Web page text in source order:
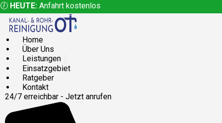
🕖 HEUTE: Anfahrt kostenlos
Home
Über Uns
Leistungen
Einsatzgebiet
Ratgeber
Kontakt
24/7 erreichbar - Jetzt anrufen